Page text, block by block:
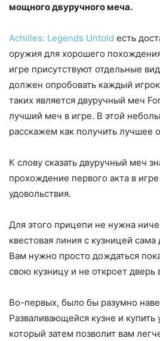
мощного двуручного меча.
Achilles: Legends Untold есть
оружия для хорошего
игре присутствуют отдельные
должен опробовать каждый
таких является двуручный меч
лучший меч в игре. В этой
расскажем как получить лучшее
К слову сказать двуручный меч
прохождение первого акта в
удовольствия.
Для этого прицепи не нужна
квестовая линия с кузницей сама
Вам нужно просто дождаться
свою кузницу и не откроет дверь
Во-первых, было бы разумно
Разваливающейся кузне и
который затем позволит вам